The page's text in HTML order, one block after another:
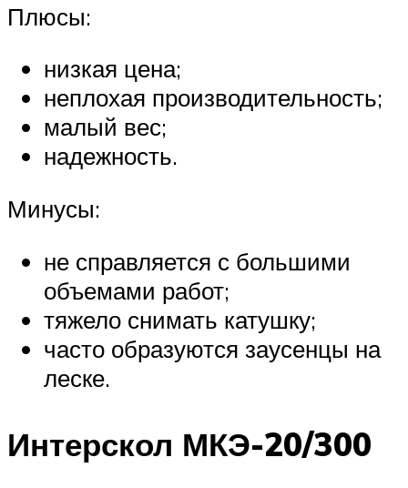
Плюсы:
низкая цена;
неплохая производительность;
малый вес;
надежность.
Минусы:
не справляется с большими
объемами работ;
тяжело снимать катушку;
часто образуются заусенцы на
леске.
Интерскол МКЭ-20/300